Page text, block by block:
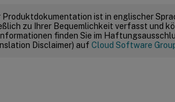
Produktdokumentation ist in englischer
zu Ihrer Bequemlichkeit verfasst und
finden Sie im
Disclaimer) auf Cloud Software